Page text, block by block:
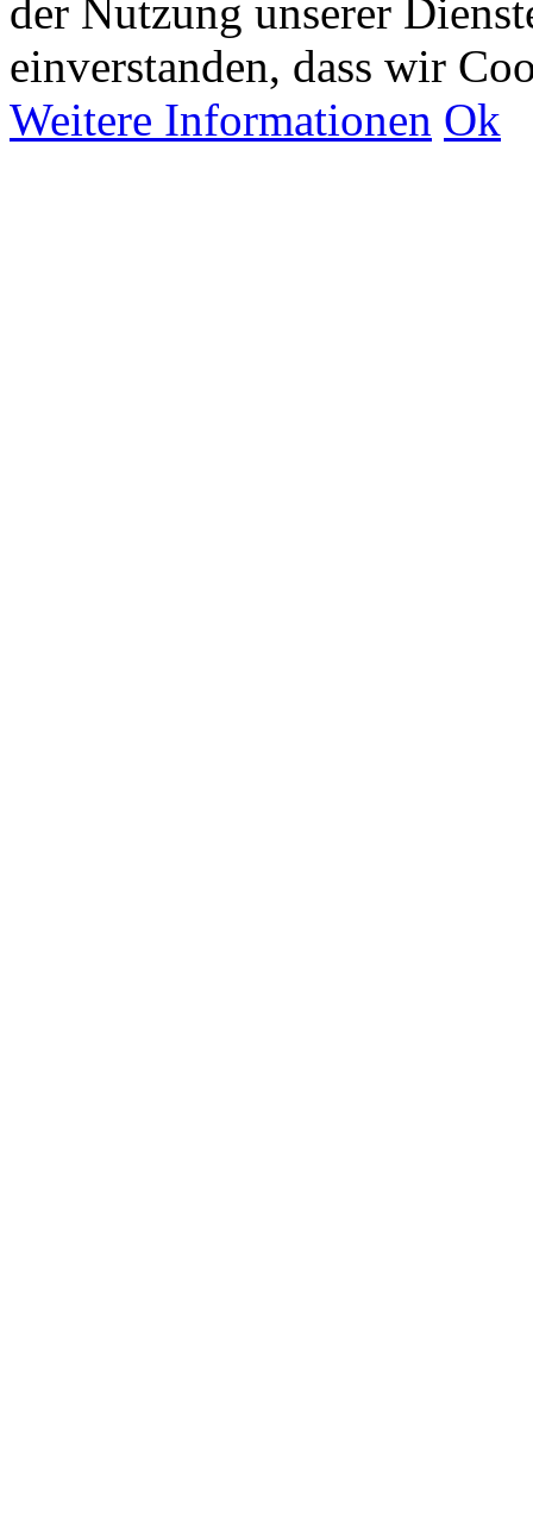
der Nutzung unserer
einverstanden, dass wir
Weitere Informationen Ok